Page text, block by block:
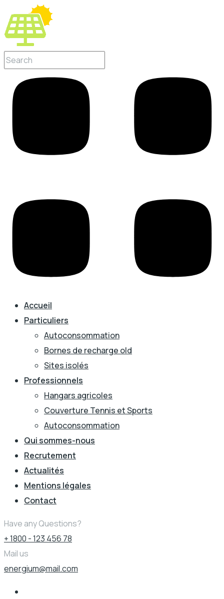
Accueil
Particuliers
Autoconsommation
Bornes de recharge old
Sites isolés
Professionnels
Hangars agricoles
Couverture Tennis et Sports
Autoconsommation
Qui sommes-nous
Recrutement
Actualités
Mentions légales
Contact
Have any Questions?
+ 1800 - 123 456 78
Mail us
energium@mail.com